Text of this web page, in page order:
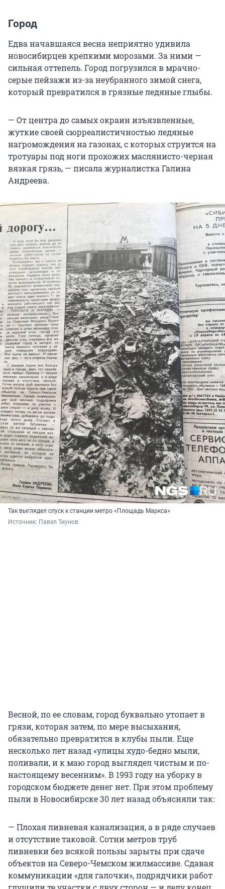
Город
Едва начавшаяся весна неприятно удивила
новосибирцев крепкими морозами. За ними —
сильная оттепель. Город погрузился в мрачно-
серые пейзажи из-за неубранного зимой снега,
который превратился в грязные ледяные глыбы.
— От центра до самых окраин изъязвленные,
жуткие своей сюрреалистичностью ледяные
нагромождения на газонах, с которых струится на
тротуары под ноги прохожих маслянисто-черная
вязкая грязь, — писала журналистка Галина
Андреева.
Так выглядел спуск к станции метро «Площадь Маркса»
Источник: Павел Тиунов
Весной, по ее словам, город буквально утопает в
грязи, которая затем, по мере высыхания,
обязательно превратится в клубы пыли. Еще
несколько лет назад «улицы худо-бедно мыли,
поливали, и к маю город выглядел чистым и по-
настоящему весенним». В 1993 году на уборку в
городском бюджете денег нет. При этом проблему
пыли в Новосибирске 30 лет назад объясняли так:
— Плохая ливневая канализация, а в ряде случаев
и отсутствие таковой. Сотни метров труб
ливневки без всякой пользы зарыты при сдаче
объектов на Северо-Чемском жилмассиве. Сдавая
коммуникации «для галочки», подрядчики работ